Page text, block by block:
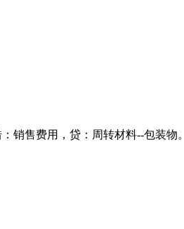
销售费用，贷：周转材料--包装物。